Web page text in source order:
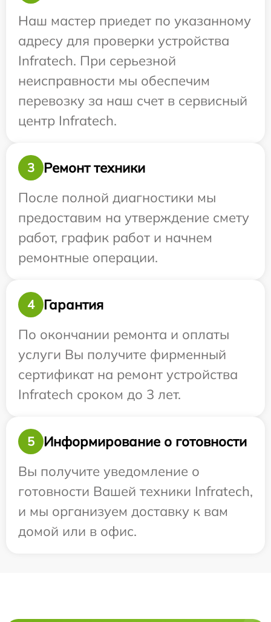
Наш мастер приедет по указанному
адресу для проверки устройства
Infratech. При серьезной
неисправности мы обеспечим
перевозку за наш счет в сервисный
центр Infratech.
3
Ремонт техники
После полной диагностики мы
предоставим на утверждение смету
работ, график работ и начнем
ремонтные операции.
4
Гарантия
По окончании ремонта и оплаты
услуги Вы получите фирменный
сертификат на ремонт устройства
Infratech сроком до 3 лет.
5
Информирование о готовности
Вы получите уведомление о
готовности Вашей техники Infratech,
и мы организуем доставку к вам
домой или в офис.